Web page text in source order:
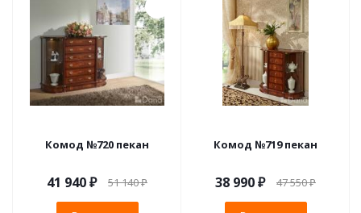
Комод №720 пекан
41 940₽ 51 140₽
Комод №719 пекан
38 990₽ 47 550₽